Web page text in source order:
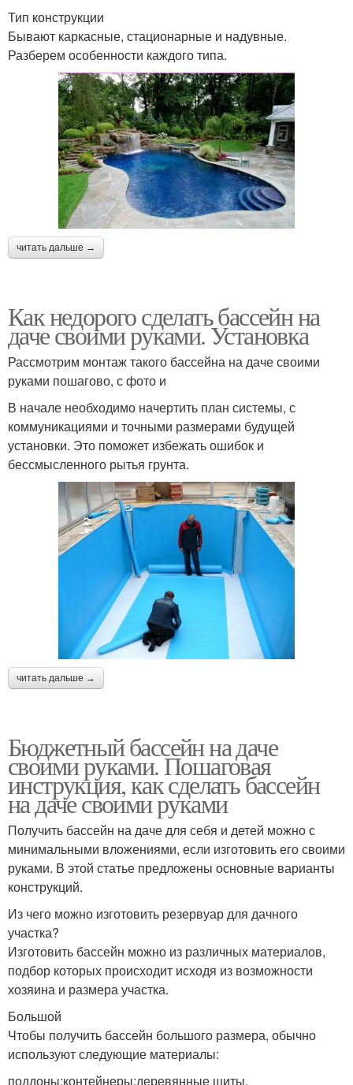
Тип конструкции
Бывают каркасные, стационарные и надувные.
Разберем особенности каждого типа.
читать дальше →
Как недорого сделать бассейн на
даче своими руками. Установка
Рассмотрим монтаж такого бассейна на даче своими
руками пошагово, с фото и
В начале необходимо начертить план системы, с
коммуникациями и точными размерами будущей
установки. Это поможет избежать ошибок и
бессмысленного рытья грунта.
читать дальше →
Бюджетный бассейн на даче
своими руками. Пошаговая
инструкция, как сделать бассейн
на даче своими руками
Получить бассейн на даче для себя и детей можно с
минимальными вложениями, если изготовить его своими
руками. В этой статье предложены основные варианты
конструкций.
Из чего можно изготовить резервуар для дачного
участка?
Изготовить бассейн можно из различных материалов,
подбор которых происходит исходя из возможности
хозяина и размера участка.
Большой
Чтобы получить бассейн большого размера, обычно
используют следующие материалы:
поддоны;контейнеры;деревянные щиты.